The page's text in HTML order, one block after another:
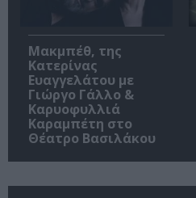
Μακμπέθ, της
Κατερίνας
Ευαγγελάτου με
Γιώργο Γάλλο &
Καρυοφυλλιά
Καραμπέτη στο
Θέατρο Βασιλάκου